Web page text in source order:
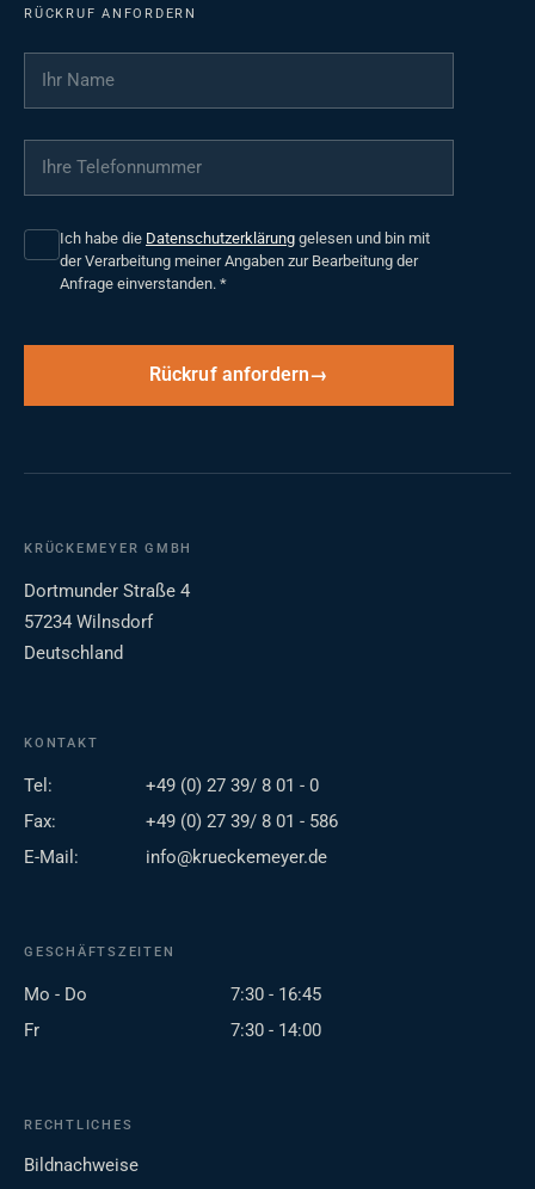
RÜCKRUF ANFORDERN
Ihr Name
Ihre Telefonnummer
Ich habe die Datenschutzerklärung gelesen und bin mit
der Verarbeitung meiner Angaben zur Bearbeitung der
Anfrage einverstanden. *
Rückruf anfordern
KRÜCKEMEYER GMBH
Dortmunder Straße 4
57234 Wilnsdorf
Deutschland
KONTAKT
Tel:
+49 (0) 27 39/ 8 01 - 0
Fax:
+49 (0) 27 39/ 8 01 - 586
E-Mail:
info@krueckemeyer.de
GESCHÄFTSZEITEN
Mo - Do
7:30 - 16:45
Fr
7:30 - 14:00
RECHTLICHES
Bildnachweise